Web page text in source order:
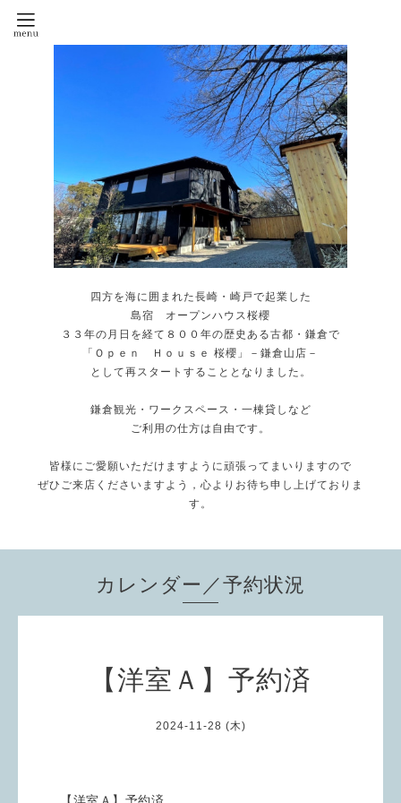
四方を海に囲まれた長崎・崎戸で起業した
島宿 オープンハウス桜櫻
３３年の月日を経て８００年の歴史ある古都・鎌倉で
「Ｏｐｅｎ Ｈｏｕｓｅ 桜櫻」－鎌倉山店－
として再スタートすることとなりました。
鎌倉観光・ワークスペース・一棟貸しなど
ご利用の仕方は自由です。
皆様にご愛願いただけますように頑張ってまいりますので
ぜひご来店くださいますよう，心よりお待ち申し上げておりま
す。
カレンダー／予約状況
【洋室Ａ】予約済
2024-11-28 (木)